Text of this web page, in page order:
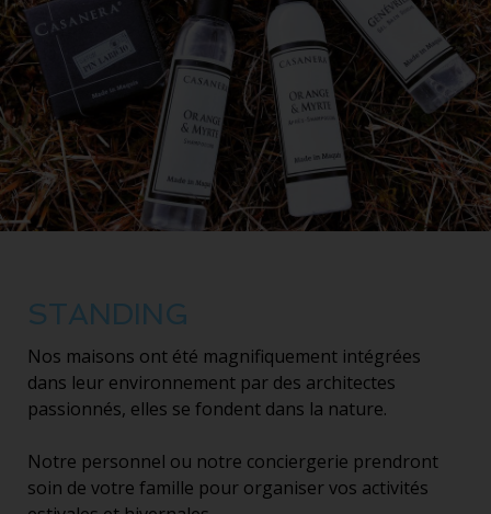
STANDING
Nos maisons ont été magnifiquement intégrées
dans leur environnement par des architectes
passionnés, elles se fondent dans la nature.
Notre personnel ou notre conciergerie prendront
soin de votre famille pour organiser vos activités